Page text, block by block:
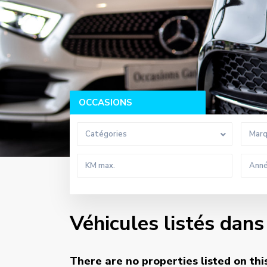
OCCASIONS
Catégories
Véhicules listés
There are no properties listed on